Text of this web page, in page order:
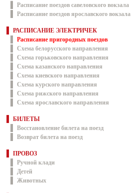
Расписание поездов савеловского вокзала
Расписание поездов ярославского вокзала
РАСПИСАНИЕ ЭЛЕКТРИЧЕК
Расписание пригородных поездов
Схема белорусского направления
Схема горьковского направления
Схема казанского направления
Схема киевского направления
Схема курского направления
Схема рижского направления
Схема ярославского направления
БИЛЕТЫ
Восстановление билета на поезд
Возврат билета на поезд
ПРОВОЗ
Ручной клади
Детей
Животных